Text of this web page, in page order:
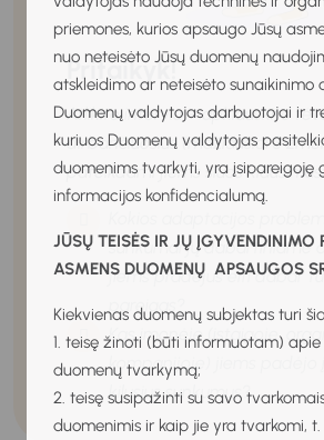
priemones, kurios apsaugo Jūsų
nuo neteisėto Jūsų duomenų
atskleidimo ar neteisėto sunaikinimo
Duomenų valdytojas darbuotojai ir
kuriuos Duomenų valdytojas
duomenims tvarkyti, yra įsipareigoję
informacijos konfidencialumą.
JŪSŲ TEISĖS IR JŲ ĮGYVENDINIMO
ASMENS DUOMENŲ APSAUGOS
Kiekvienas duomenų subjektas turi
1. teisę žinoti (būti informuotam)
duomenų tvarkymą;
2. teisę susipažinti su savo
duomenimis ir kaip jie yra tvarkomi,
Pritaikyk!
Atlikite interviu – apklauskite
dirbančiuosius (mažiausiai 3
pateikdami jiems šiuos klausimus:
sunkumai jų dabartiniame
jiems pradėjus eiti dabar
pareigas?
Kas įmonėje (įstaigoje,
kompanijoje) jiems padėjo
kilusius sunkumus?